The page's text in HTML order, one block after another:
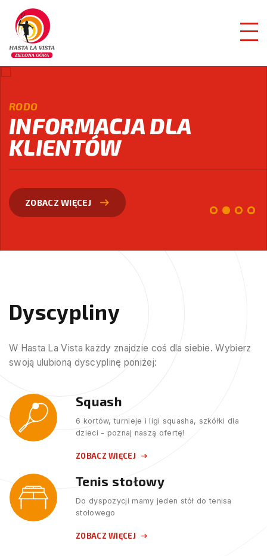
RODO
INFORMACJA DLA
KLIENTÓW
ZOBACZ WIĘCEJ
Dyscypliny
W Hasta La Vista każdy znajdzie coś dla siebie. Wybierz
swoją ulubioną dyscyplinę poniżej:
Squash
6 kortów, turnieje i ligi squasha, szkółki dla
dzieci - poznaj naszą ofertę!
ZOBACZ WIĘCEJ
Tenis stołowy
Do dyspozycji mamy jeden stół do tenisa
stołowego
ZOBACZ WIĘCEJ